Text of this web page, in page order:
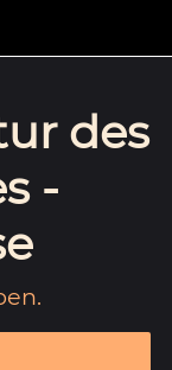
des
-